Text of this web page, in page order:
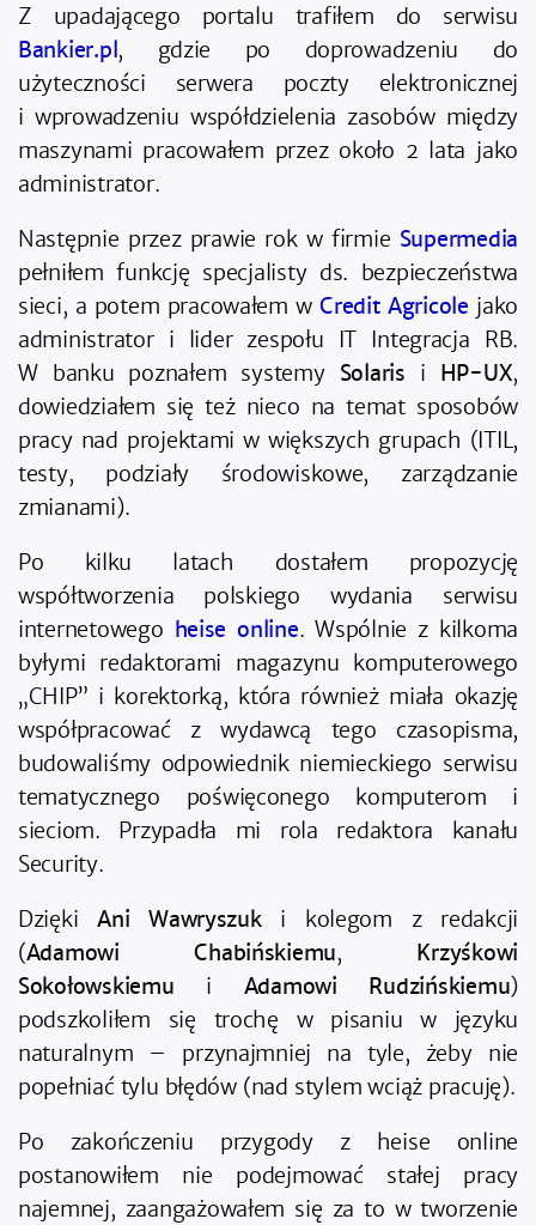
Z upadającego portalu trafiłem do serwisu
Bankier.pl , gdzie po doprowadzeniu do
użyteczności serwera poczty elektronicznej
i wprowadzeniu współdzielenia zasobów między
maszynami pracowałem przez około 2 lata jako
administrator.
Następnie przez prawie rok w firmie Supermedia
pełniłem funkcję specjalisty ds. bezpieczeństwa
sieci, a potem pracowałem wCredit Agricole jako
administrator i lider zespołu IT Integracja RB.
W banku poznałem systemy Solaris i HP-UX,
dowiedziałem się też nieco na temat sposobów
pracy nad projektami w większych grupach (ITIL,
testy, podziały środowiskowe, zarządzanie
zmianami).
Po kilku latach dostałem propozycję
współtworzenia polskiego wydania serwisu
internetowego heise online. Wspólnie z kilkoma
byłymi redaktorami magazynu komputerowego
„CHIP” i korektorką, która również miała okazję
współpracować z wydawcą tego czasopisma,
budowaliśmy odpowiednik niemieckiego serwisu
tematycznego poświęconego komputerom i
sieciom. Przypadła mi rola redaktora kanału
Security.
DziękiAni Wawryszuki kolegom z redakcji
(Adamowi Chabińskiemu,
Krzyśkowi
Sokołowskiemu i Adamowi Rudzińskiemu)
podszkoliłem się trochę w pisaniu w języku
naturalnym – przynajmniej na tyle, żeby nie
popełniać tylu błędów (nad stylem wciąż pracuję).
Po zakończeniu przygody z heise online
postanowiłem nie podejmować stałej pracy
najemnej, zaangażowałem się za to w tworzenie